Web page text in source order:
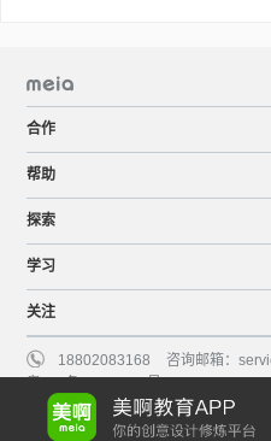
合作
帮助
探索
学习
关注
18802083168 咨询邮箱：
服务条款
知识产权